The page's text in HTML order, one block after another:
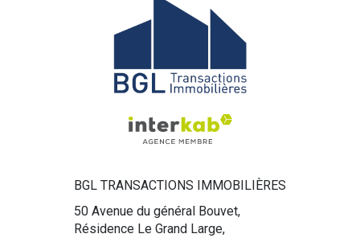
BGL TRANSACTIONS IMMOBILIÈRES
50 Avenue du général Bouvet,
Résidence Le Grand Large,